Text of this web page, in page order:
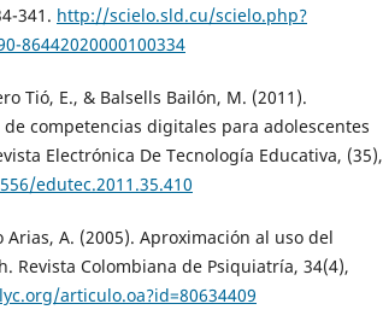
341. http://scielo.sld.cu/scielo.php?
86442020000100334
Tió, E., & Balsells Bailón, M. (2011).
competencias digitales para adolescentes
Electrónica De Tecnología Educativa, (35),
edutec.2011.35.410
Arias, A. (2005). Aproximación al uso del
Revista Colombiana de Psiquiatría, 34(4),
articulo.oa?id=80634409